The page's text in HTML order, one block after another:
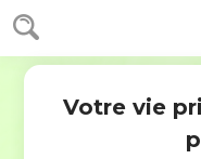
Matthieu 11
23 Et toi, Capernaüm,
abaissée jusqu'en enfer
au milieu de toi
encore aujourd'hui.
C'est pourquoi je
Votre vie